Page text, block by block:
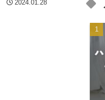
2024.01.28